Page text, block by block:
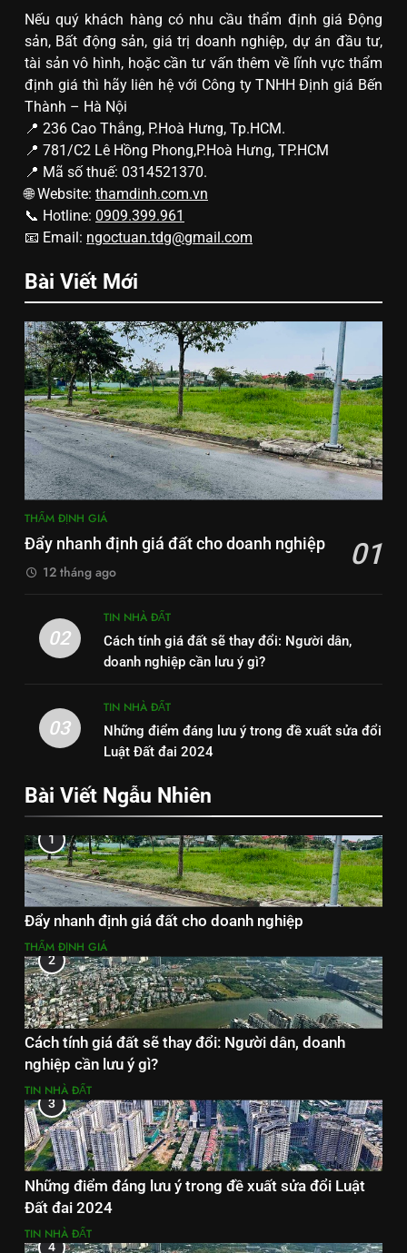
Nếu quý khách hàng có nhu cầu thẩm định giá Động
sản, Bất động sản, giá trị doanh nghiệp, dự án đầu tư,
tài sản vô hình, hoặc cần tư vấn thêm về lĩnh vực thẩm
định giá thì hãy liên hệ với Công ty TNHH Định giá Bến
Thành – Hà Nội
📍 236 Cao Thắng, P.Hoà Hưng, Tp.HCM.
📍 781/C2 Lê Hồng Phong,P.Hoà Hưng, TP.HCM
📍 Mã số thuế: 0314521370.
🌐 Website: thamdinh.com.vn
📞 Hotline: 0909.399.961
📧 Email: ngoctuan.tdg@gmail.com
Bài Viết Mới
THẨM ĐỊNH GIÁ
Đẩy nhanh định giá đất cho doanh nghiệp 01
12 tháng ago
02
TIN NHÀ ĐẤT
Cách tính giá đất sẽ thay đổi: Người dân,
doanh nghiệp cần lưu ý gì?
03
TIN NHÀ ĐẤT
Những điểm đáng lưu ý trong đề xuất sửa đổi
Luật Đất đai 2024
Bài Viết Ngẫu Nhiên
1
Đẩy nhanh định giá đất cho doanh nghiệp
THẨM ĐỊNH GIÁ
2
Cách tính giá đất sẽ thay đổi: Người dân, doanh
nghiệp cần lưu ý gì?
TIN NHÀ ĐẤT
3
Những điểm đáng lưu ý trong đề xuất sửa đổi Luật
Đất đai 2024
TIN NHÀ ĐẤT
4